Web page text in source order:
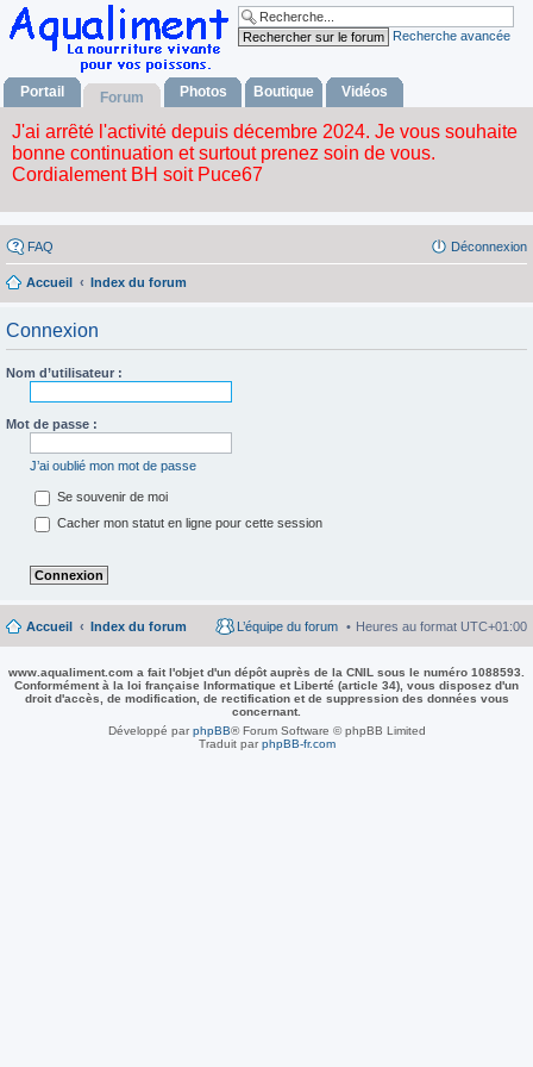
Recherche avancée
Portail Forum Photos Boutique Vidéos
FAQ Déconnexion
Accueil Index du forum
Connexion
Nom d’utilisateur :
Mot de passe :
J’ai oublié mon mot de passe
Se souvenir de moi
Cacher mon statut en ligne pour cette session
Accueil Index du forum Heures au format UTC+01:00
L’équipe du forum
www.aqualiment.com a fait l'objet d'un dépôt auprès de la CNIL sous le numéro 1088593.
Conformément à la loi française Informatique et Liberté (article 34), vous disposez d'un
droit d'accès, de modification, de rectification et de suppression des données vous
concernant.
Développé parphpBB® Forum Software © phpBB Limited
Traduit parphpBB-fr.com